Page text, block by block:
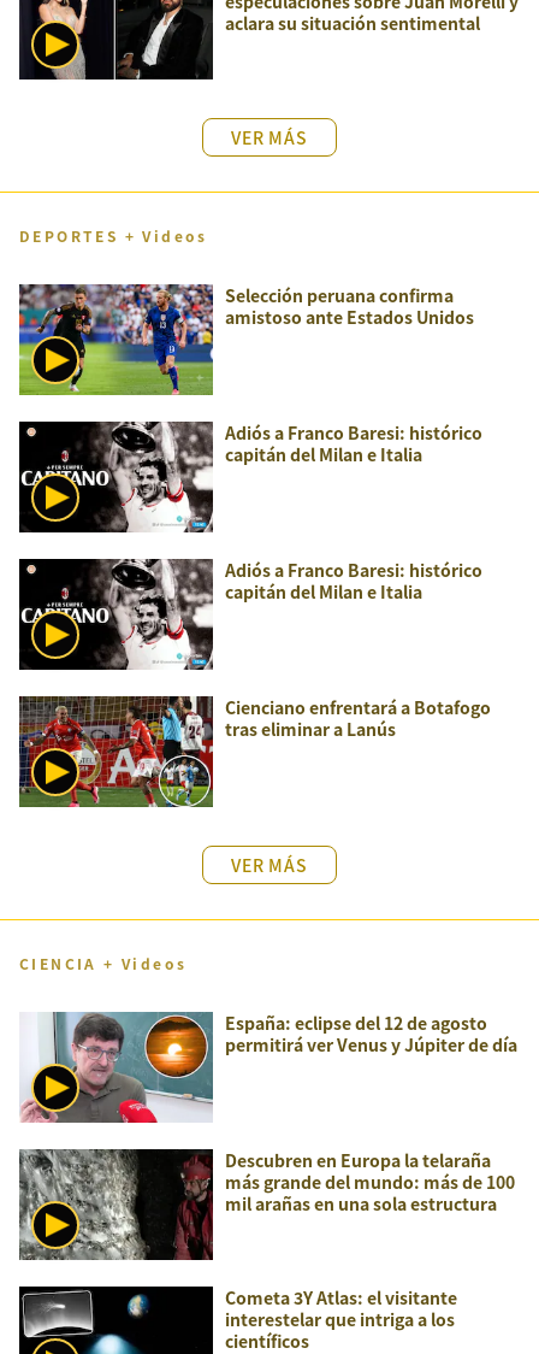
aclara su situación sentimental
VER MÁS
DEPORTES + Videos
Selección peruana confirma
amistoso ante Estados Unidos
Adiós a Franco Baresi: histórico
capitán del Milan e Italia
Adiós a Franco Baresi: histórico
capitán del Milan e Italia
Cienciano enfrentará a Botafogo
tras eliminar a Lanús
VER MÁS
CIENCIA + Videos
España: eclipse del 12 de agosto
permitirá ver Venus y Júpiter de día
Descubren en Europa la telaraña
más grande del mundo: más de 100
mil arañas en una sola estructura
Cometa 3Y Atlas: el visitante
interestelar que intriga a los
científicos